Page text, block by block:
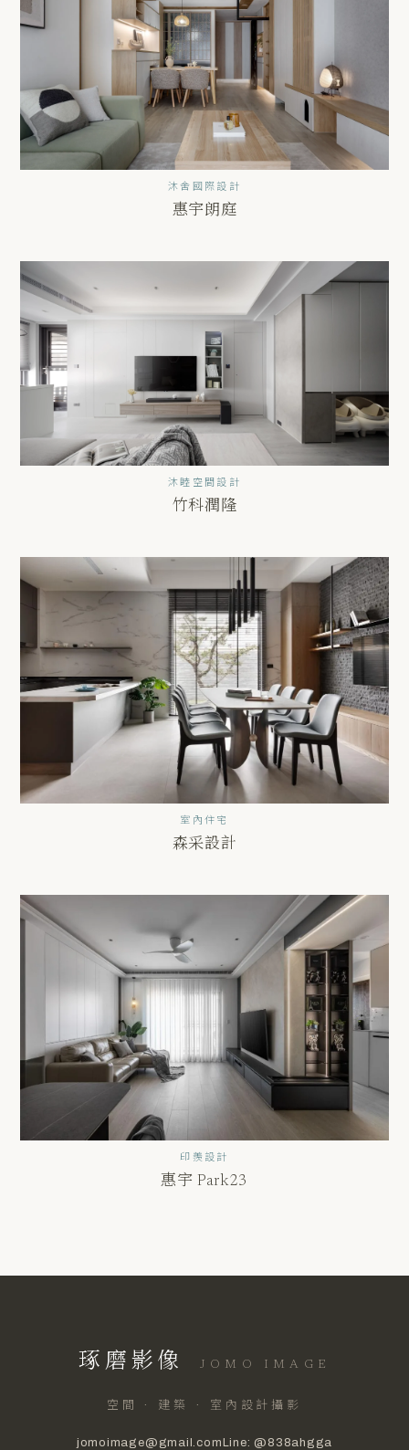
沐舍國際設計
惠宇朗庭
沐睦空間設計
竹科潤隆
室內住宅
森采設計
印羨設計
惠宇 Park23
琢磨影像 JOMO IMAGE
空間 · 建築 · 室內設計攝影
jomoimage@gmail.com Line: @838ahgga